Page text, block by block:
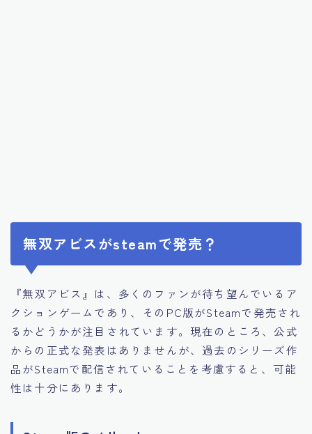
無双アビスがsteamで発売？
『無双アビス』は、多くのファンが待ち望んでいるア
クションゲームであり、そのPC版がSteamで発売され
るかどうかが注目されています。現在のところ、公式
からの正式な発表はありませんが、過去のシリーズ作
品がSteamで配信されていることを考慮すると、可能
性は十分にあります。